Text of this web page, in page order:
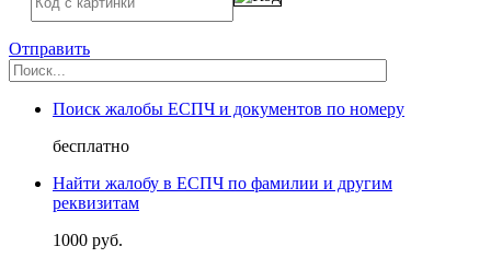
Отправить
Поиск жалобы ЕСПЧ и документов по номеру
бесплатно
Найти жалобу в ЕСПЧ по фамилии и другим
реквизитам
1000 руб.